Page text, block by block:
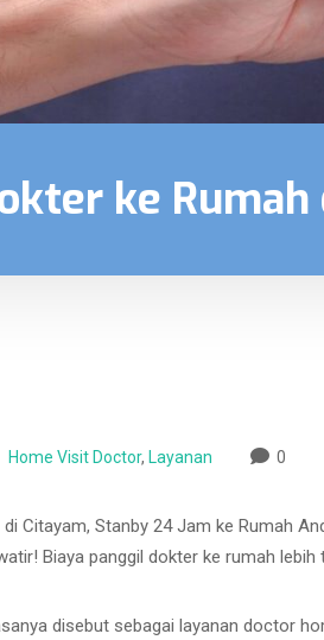
ke
Home Visit Doctor, Layanan 0
Citayam, Stanby 24 Jam ke Rumah
Biaya panggil dokter ke rumah
disebut sebagai layanan doctor